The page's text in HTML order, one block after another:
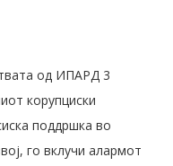
од ИПАРД 3
корупциски
поддршка во
го вклучи алармот